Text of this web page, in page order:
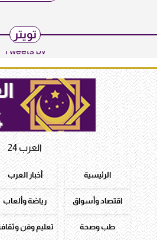
تويتر
Tweets by
العرب 24
الرئيسية أخبار العرب
اقتصاد وأسواق رياضة وألعاب
طب وصحة تعليم وفن